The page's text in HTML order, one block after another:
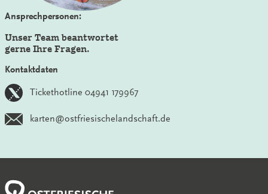
Ansprechpersonen:
Unser Team beantwortet
gerne Ihre Fragen.
Kontaktdaten
Tickethotline 04941 179967
karten@ostfriesischelandschaft.de